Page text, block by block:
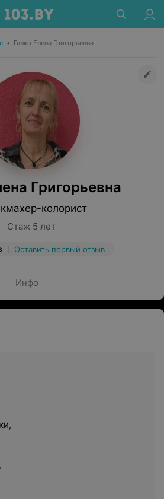
• Галко Елена Григорьевна
Григорьевна
колорист
Стаж 5 лет
Оставить первый отзыв
Инфо